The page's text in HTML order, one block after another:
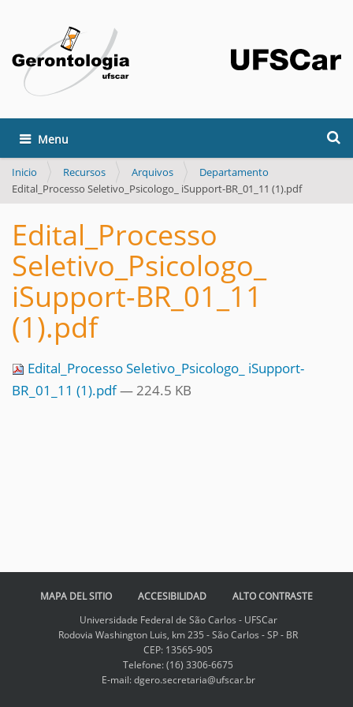
Búsqueda Avanzada…
Mostrar/Ocultar navegación
Inicio Recursos Arquivos
Departamento
Edital_Processo Seletivo_Psicologo_ iSupport-BR_01_11 (1).pdf
Edital_Processo
Seletivo_Psicologo_
iSupport-BR_01_11
(1).pdf
Edital_Processo Seletivo_Psicologo_ iSupport-
BR_01_11 (1).pdf— 224.5 KB
MAPA DEL SITIO ACCESIBILIDAD
ALTO CONTRASTE
Universidade Federal de São Carlos - UFSCar
Rodovia Washington Luis, km 235 - São Carlos - SP - BR
CEP: 13565-905
Telefone: (16) 3306-6675
E-mail: dgero.secretaria@ufscar.br